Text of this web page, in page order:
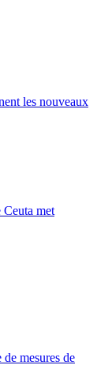
les nouveaux
Ceuta met
mesures de